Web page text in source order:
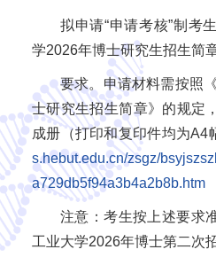
拟申请“申请考核”制考
学2026年博士研究生招生简
要求。申请材料需按照
士研究生招生简章》的规定
成册（打印和复印件均为A4
s.hebut.edu.cn/zsgz/
a729db5f94a3b4a2b8b.htm
注意：考生按上述要求
工业大学2026年博士第二次